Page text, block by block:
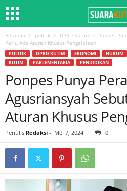
Beranda politik DPRD Kutim
Ponpes
Perlu Ada Aturan Khusus Pengelolaan
POLITIK DPRD KUTIM EKONOMI HUKUM
KUTIM
PARLEMENTARIA PENDIDIKAN
Ponpes Punya
Agusriansyah
Aturan Khusus
Penulis Redaksi - Mei 7, 2024 0